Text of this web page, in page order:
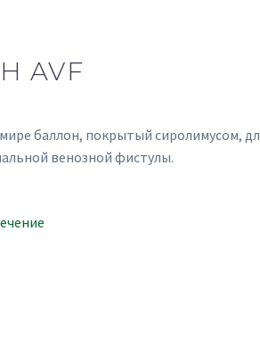
AVF
баллон, покрытый сиролимусом,
венозной фистулы.